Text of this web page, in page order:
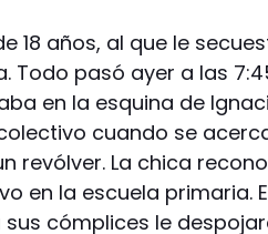
18 años, al que le
Todo pasó ayer a las
en la esquina de
cuando se
revólver. La chica
en la escuela primaria.
cómplices le